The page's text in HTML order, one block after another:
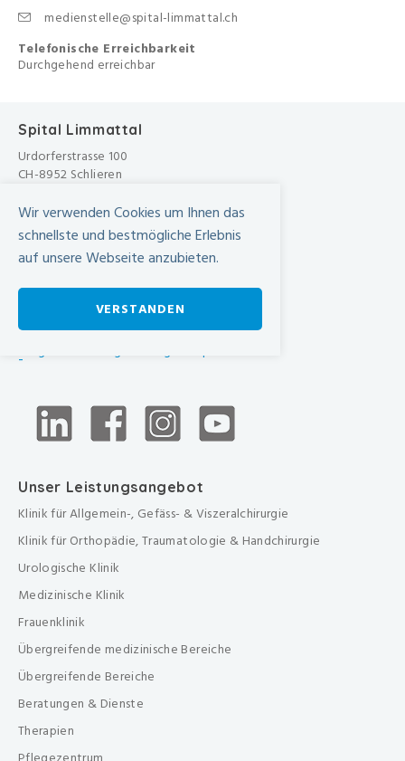
medienstelle@spital-limmattal.ch
Telefonische Erreichbarkeit
Durchgehend erreichbar
Spital Limmattal
Urdorferstrasse 100
CH-8952 Schlieren
info@spital-limmattal.ch
Unsere Besuchszeiten
SBB Online-Fahrplan ›
Wegbeschreibung in Google Maps
Unser Leistungsangebot
Klinik für Allgemein-, Gefäss- & Viszeralchirurgie
Klinik für Orthopädie, Traumatologie & Handchirurgie
Urologische Klinik
Medizinische Klinik
Frauenklinik
Übergreifende medizinische Bereiche
Übergreifende Bereiche
Beratungen & Dienste
Therapien
Wir verwenden Cookies um Ihnen das
schnellste und bestmögliche Erlebnis
auf unsere Webseite anzubieten.
VERSTANDEN
-